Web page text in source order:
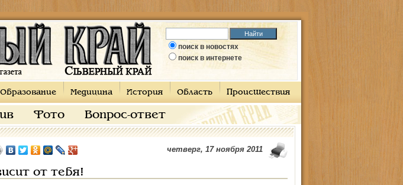
поиск в новостях
поиск в интернете
Образование Медицина История Область Происшествия
Фото Вопрос-ответ
четверг, 17 ноября 2011
от тебя!